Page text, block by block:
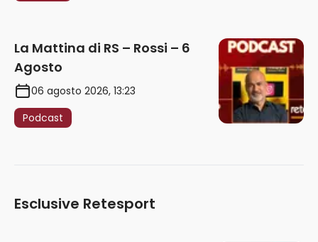
La Mattina di RS – Rossi – 6
Agosto
06 agosto 2026, 13:23
Podcast
Esclusive Retesport